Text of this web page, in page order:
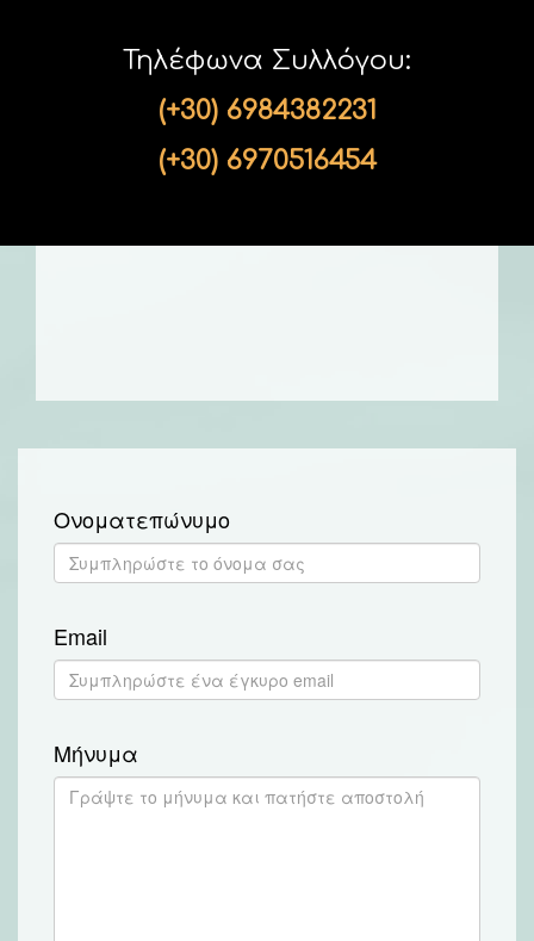
Τηλέφωνα Συλλόγου:
(+30) 6984382231
(+30) 6970516454
Ονοματεπώνυμο
Email
Μήνυμα